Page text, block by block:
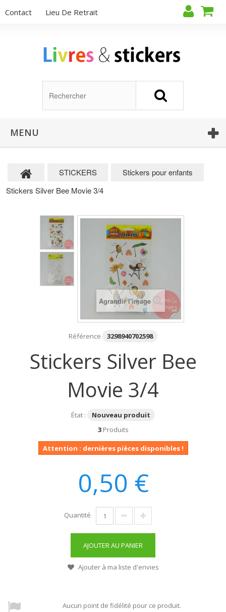
Contact Lieu De Retrait
MENU
STICKERS
Stickers pour enfants
Stickers Silver Bee Movie 3/4
Agrandir l'image
Référence 3298940702598
Stickers Silver Bee
Movie 3/4
État :
Nouveau produit
3 Produits
Attention : dernières pièces disponibles !
0,50 €
Quantité
AJOUTER AU PANIER
Ajouter à ma liste d'envies
Aucun point de fidélité pour ce produit.